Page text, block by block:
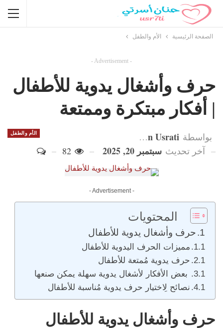
الصفحة الرئيسية الأم والطفل
- Advertisement -
حرف وأشغال يدوية للأطفال
| أفكار مبتكرة وممتعة
الأم والطفل بواسطة Hanan Usrati
آخر تحديث سبتمبر 20, 2025
- Advertisement -
المحتويات
حرف وأشغال يدوية للأطفال
مميزات الحرف اليدوية للأطفال
حرف يدوية مُمتعة للأطفال
بعض الأفكار لأشغال يدوية سهلة يمكن صنعها
نصائح لِاختيار حرف يدوية مُناسبة للأطفال
حرف وأشغال يدوية للأطفال